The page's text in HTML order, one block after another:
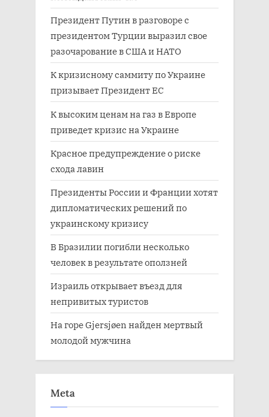
Президент Путин в разговоре с
президентом Турции выразил свое
разочарование в США и НАТО
К кризисному саммиту по Украине
призывает Президент ЕС
К высоким ценам на газ в Европе
приведет кризис на Украине
Красное предупреждение о риске
схода лавин
Президенты России и Франции хотят
дипломатических решений по
украинскому кризису
В Бразилии погибли несколько
человек в результате оползней
Израиль открывает въезд для
непривитых туристов
На горе Gjersjøen найден мертвый
молодой мужчина
Meta